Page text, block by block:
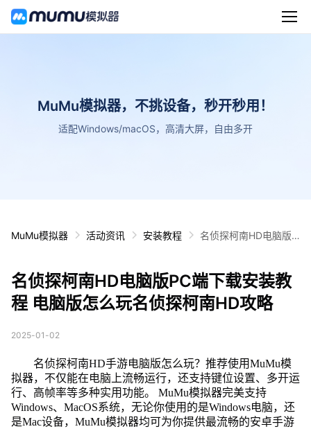
MuMu模拟器，不挑设备，秒开秒用！
适配Windows/macOS，高清大屏，自由多开
MuMu模拟器 活动资讯 安装教程
名侦探柯南HD电脑版P
D攻略
名侦探柯南HD电脑版PC端下载安装教
程 电脑版怎么玩名侦探柯南HD攻略
2025-01-02
名侦探柯南HD手游电脑版怎么玩？推荐使用MuMu模
拟器，不仅能在电脑上流畅运行，还支持键位设置、多开运
行、高帧率等多种实用功能。 MuMu模拟器完美支持
Windows、MacOS系统，无论你使用的是Windows电脑，还
是Mac设备，MuMu模拟器均可为你提供最流畅的安卓手游